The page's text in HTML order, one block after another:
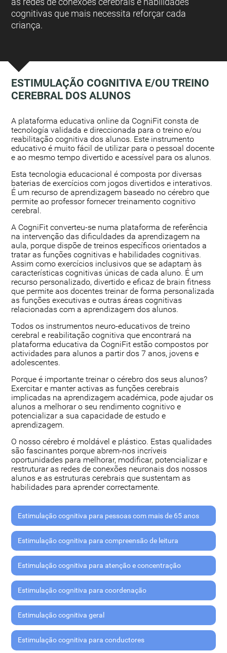
cognitivas que mais necessita reforçar cada
criança.
ESTIMULAÇÃO COGNITIVA E/OU TREINO
CEREBRAL DOS ALUNOS
A plataforma educativa online da CogniFit consta de
tecnología validada e direccionada para o treino e/ou
reabilitação cognitiva dos alunos. Este instrumento
educativo é muito fácil de utilizar para o pessoal docente
e ao mesmo tempo divertido e acessível para os alunos.
Esta tecnologia educacional é composta por diversas
baterias de exercícios com jogos divertidos e interativos.
É um recurso de aprendizagem baseado no cérebro que
permite ao professor fornecer treinamento cognitivo
cerebral.
A CogniFit converteu-se numa plataforma de referência
na intervenção das dificuldades da aprendizagem na
aula, porque dispõe de treinos específicos orientados a
tratar as funções cognitivas e habilidades cognitivas.
Assim como exercícios inclusivos que se adaptam às
características cognitivas únicas de cada aluno. É um
recurso personalizado, divertido e eficaz de brain fitness
que permite aos docentes treinar de forma personalizada
as funções executivas e outras áreas cognitivas
relacionadas com a aprendizagem dos alunos.
Todos os instrumentos neuro-educativos de treino
cerebral e reabilitação cognitiva que encontrará na
plataforma educativa da CogniFit estão compostos por
actividades para alunos a partir dos 7 anos, jovens e
adolescentes.
Porque é importante treinar o cérebro dos seus alunos?
Exercitar e manter activas as funções cerebrais
implicadas na aprendizagem académica, pode ajudar os
alunos a melhorar o seu rendimento cognitivo e
potencializar a sua capacidade de estudo e
aprendizagem.
O nosso cérebro é moldável e plástico. Estas qualidades
são fascinantes porque abrem-nos incríveis
oportunidades para melhorar, modificar, potencializar e
restruturar as redes de conexões neuronais dos nossos
alunos e as estruturas cerebrais que sustentam as
habilidades para aprender correctamente.
Estimulação cognitiva para pessoas com mais de 65 anos
Estimulação cognitiva para compreensão de leitura
Estimulação cognitiva para atenção e concentração
Estimulação cognitiva para coordenação
Estimulação cognitiva geral
Estimulação cognitiva para conductores